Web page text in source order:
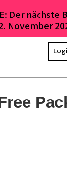
Der nächste
November